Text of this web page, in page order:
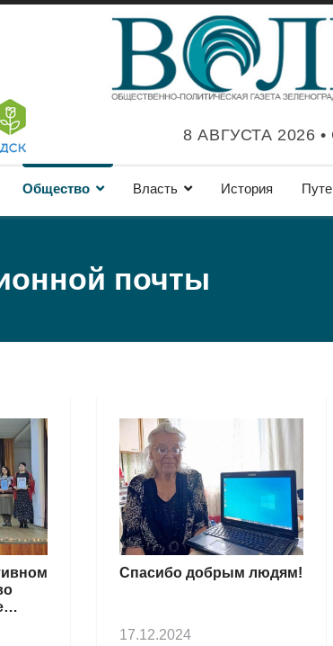
8 АВГУСТА 2026
Общество Власть История
почты
Спасибо добрым людям!
17.12.2024